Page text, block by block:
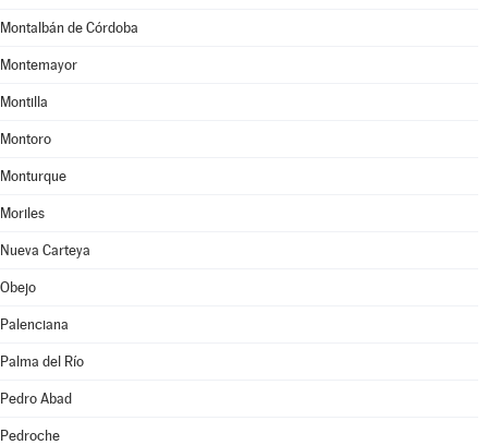
Montalbán de Córdoba
Montemayor
Montilla
Montoro
Monturque
Moriles
Nueva Carteya
Obejo
Palenciana
Palma del Río
Pedro Abad
Pedroche